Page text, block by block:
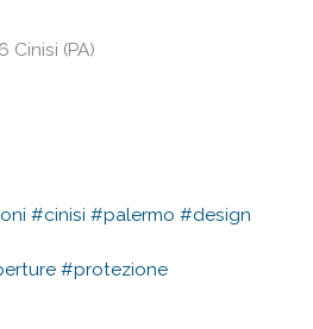
Cinisi (PA)⠀
#cinisi #palermo #design
#protezione